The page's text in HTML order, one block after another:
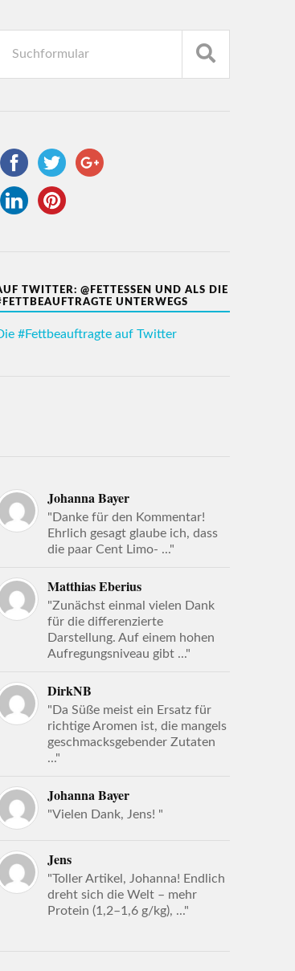
TWITTER: @FETTESSEN UND ALS DIE
UNTERWEGS
#Fettbeauftragte auf Twitter
Johanna Bayer
"Danke für den Kommentar!
Ehrlich gesagt glaube ich, dass
die paar Cent Limo- ..."
Matthias Eberius
"Zunächst einmal vielen Dank
für die differenzierte
Darstellung. Auf einem hohen
Aufregungsniveau gibt ..."
DirkNB
"Da Süße meist ein Ersatz für
richtige Aromen ist, die mangels
geschmacksgebender Zutaten
..."
Johanna Bayer
"Vielen Dank, Jens! "
Jens
"Toller Artikel, Johanna! Endlich
dreht sich die Welt – mehr
Protein (1,2–1,6 g/kg), ..."